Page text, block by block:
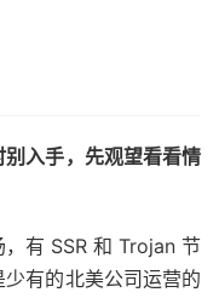
入手，先观望看看情
有 SSR 和 Trojan 节
有的北美公司运营的